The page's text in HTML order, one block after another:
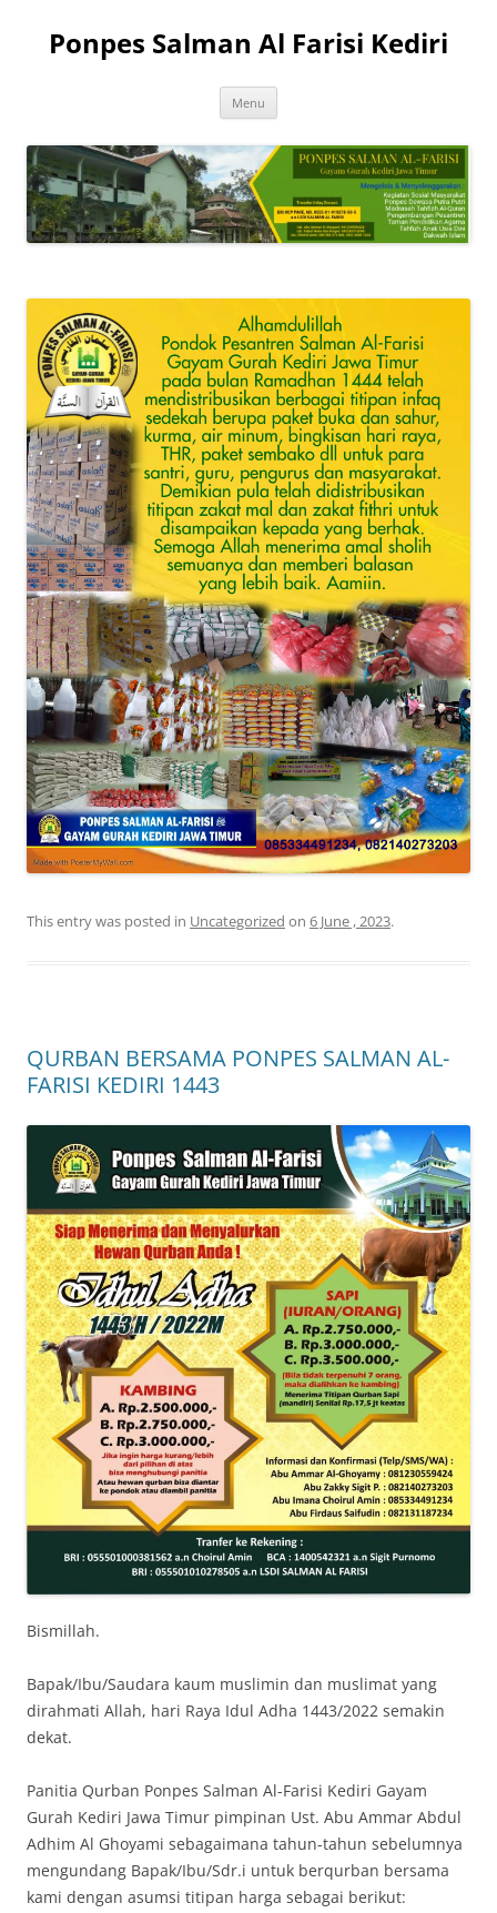
content
Ponpes Salman Al Farisi Kediri
Menu
This entry was posted in Uncategorized on 6 June , 2023.
QURBAN BERSAMA PONPES SALMAN AL-
FARISI KEDIRI 1443
Bismillah.
Bapak/Ibu/Saudara kaum muslimin dan muslimat yang
dirahmati Allah, hari Raya Idul Adha 1443/2022 semakin
dekat.
Panitia Qurban Ponpes Salman Al-Farisi Kediri Gayam
Gurah Kediri Jawa Timur pimpinan Ust. Abu Ammar Abdul
Adhim Al Ghoyami sebagaimana tahun-tahun sebelumnya
mengundang Bapak/Ibu/Sdr.i untuk berqurban bersama
kami dengan asumsi titipan harga sebagai berikut: